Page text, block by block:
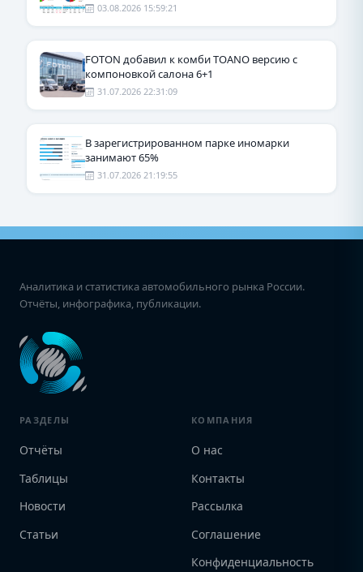
03.08.2026 15:59:21
FOTON добавил к комби TOANO версию с
компоновкой салона 6+1
31.07.2026 22:31:09
В зарегистрированном парке иномарки
занимают 65%
31.07.2026 21:19:55
Аналитика и статистика автомобильного рынка России.
Отчёты, инфографика, публикации.
РАЗДЕЛЫ
Отчёты
Таблицы
Новости
Статьи
КОМПАНИЯ
О нас
Контакты
Рассылка
Соглашение
Конфиденциальность